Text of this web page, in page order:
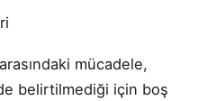
mücadele,
belirtilmediği için boş